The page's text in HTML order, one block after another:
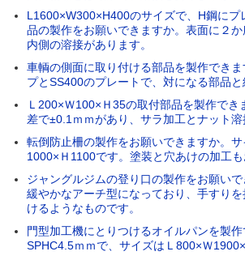
L1600×W300×H400のサイズで、H鋼にプ
品の製作をお願いできますか。表面に２か
内側の溶接があります。
車輌の側面に取り付ける部品を製作でき
プとSS400のプレートで、対になる部品と
Ｌ200×Ｗ100×Ｈ35の取付部品を製作でき
差で±0.1ｍｍがあり、サラ加工とナット溶
転倒防止柵の製作をお願いできますか。
1000×Ｈ1100です。塗装と穴あけの加工も
ジャングルジムの登り口の製作をお願いで
緩やかなアーチ型になっており、手すり
けるようなものです。
門型加工機にとりつけるオイルパンを製
SPHC4.5ｍｍで、サイズはＬ800×Ｗ1900×